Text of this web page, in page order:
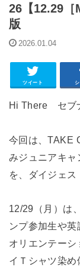
26【12.29［
版
2026.01.04
ツイート
Hi There セブ
今回は、TAKE
みジュニアキ
を、ダイジェス
12/29（月）は
ンプ参加生や
オリエンテー
イＴシャツ染